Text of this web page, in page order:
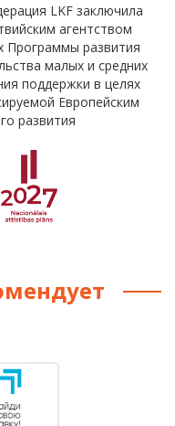
LKF заключила
агентством
Программы развития
малых и средних
поддержки в целях
Европейским
развития